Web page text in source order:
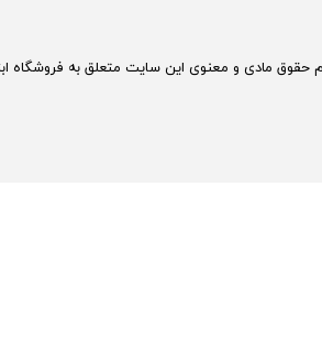
حقوق مادی و معنوی این سایت متعلق به فروشگاه